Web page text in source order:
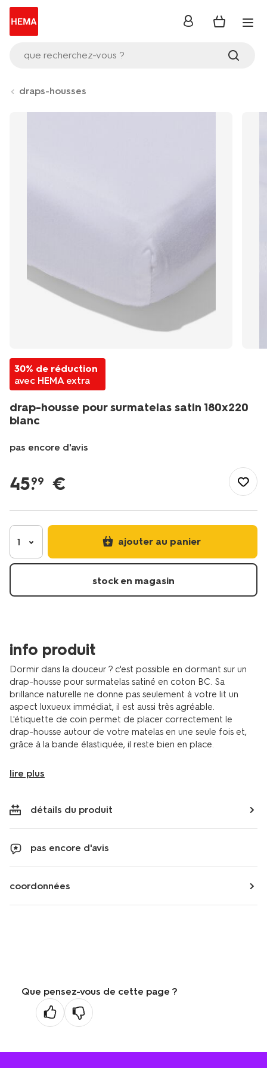
que recherchez-vous ?
se
draps-housses
30% de réduction
avec HEMA extra
drap-housse pour surmatelas satin 180x220
blanc
pas encore d'avis
be/literie/linge-
de-
housses/drap-
housse-
pour-
satin-
45.
99 €
1 ajouter au panier
stock en magasin
info produit
Dormir dans la douceur ? c'est possible en dormant sur un
drap-housse pour surmatelas satiné en coton BC. Sa
brillance naturelle ne donne pas seulement à votre lit un
aspect luxueux immédiat, il est aussi très agréable.
L'étiquette de coin permet de placer correctement le
drap-housse autour de votre matelas en une seule fois et,
grâce à la bande élastiquée, il reste bien en place.
lire plus
détails du produit
pas encore d'avis
coordonnées
Que pensez-vous de cette page ?